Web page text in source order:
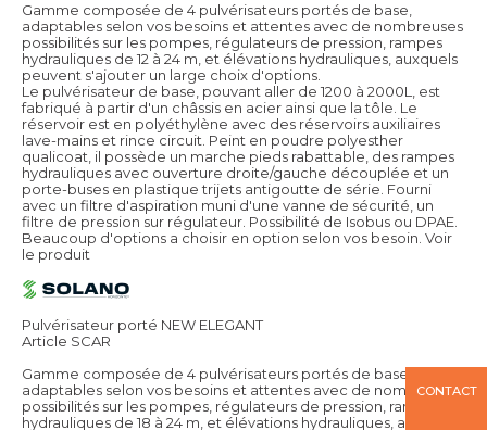
Gamme composée de 4 pulvérisateurs portés de base,
adaptables selon vos besoins et attentes avec de nombreuses
possibilités sur les pompes, régulateurs de pression, rampes
hydrauliques de 12 à 24 m, et élévations hydrauliques, auxquels
peuvent s'ajouter un large choix d'options.
Le pulvérisateur de base, pouvant aller de 1200 à 2000L, est
fabriqué à partir d'un châssis en acier ainsi que la tôle. Le
réservoir est en polyéthylène avec des réservoirs auxiliaires
lave-mains et rince circuit. Peint en poudre polyesther
qualicoat, il possède un marche pieds rabattable, des rampes
hydrauliques avec ouverture droite/gauche découplée et un
porte-buses en plastique trijets antigoutte de série. Fourni
avec un filtre d'aspiration muni d'une vanne de sécurité, un
filtre de pression sur régulateur. Possibilité de Isobus ou DPAE.
Beaucoup d'options a choisir en option selon vos besoin. Voir
le produit
Pulvérisateur porté NEW ELEGANT
Article SCAR
Gamme composée de 4 pulvérisateurs portés de base,
adaptables selon vos besoins et attentes avec de nombreuses
possibilités sur les pompes, régulateurs de pression, rampes
hydrauliques de 18 à 24 m, et élévations hydrauliques, auxquels
CONTACT